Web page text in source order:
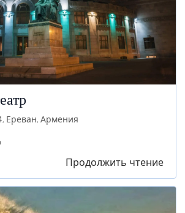
Ереван, Армения
Продолжить чтение